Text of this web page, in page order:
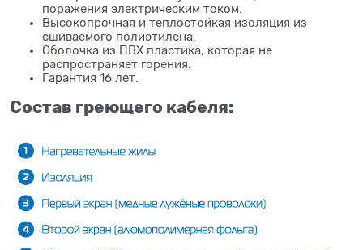
поражения электрическим током.
Высокопрочная и теплостойкая изоляция из
сшиваемого полиэтилена.
Оболочка из ПВХ пластика, которая не
распространяет горения.
Гарантия 16 лет.
Состав греющего кабеля: